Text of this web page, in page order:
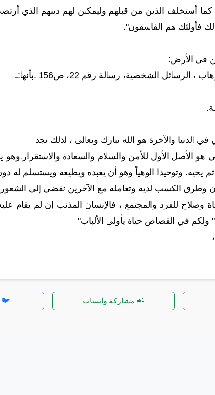
أستخلف الذين من قبلهم وليمكنن لهم دينهم الذي
فأولئك هم الفاسقون".
في الأرض:
الشخصية، رسالة رقم 22، ص156 .بأنها:ـ
الدنيا والآخرة هو الله تبارك وتعالى ، لذلك نجد
هو الأصل الأول للأمن والسلام والسعادة والاستقرار.وهو
يحيه. وتوحيدا الوهياً وهو أن يعبده ويطيعه ويستسلم له
وطرق الكسب لديه وتعامله مع الآخرين تفضي إلى الشعور
وصلاح للفرد والمجتمع ، فالإنسان المذنب إن لم يقام
في القصاص حياة يأولى الألباب"
📲 مشاركة واتساب 🐦